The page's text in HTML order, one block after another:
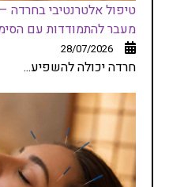
טיפול אלטרנטיבי בחרדה
מעבר להתמודדות עם
28/07/2026
חרדה יכולה להשפיע...